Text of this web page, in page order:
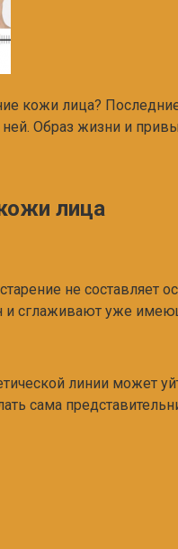
кожи лица?
ней. Образ жизни и
лица
не
и сглаживают уже
линии может
сама